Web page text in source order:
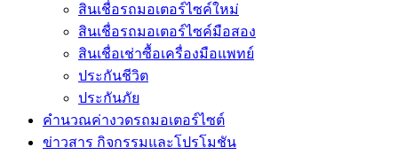
สินเชื่อรถมอเตอร์ไซค์ใหม่
สินเชื่อรถมอเตอร์ไซค์มือสอง
สินเชื่อเช่าซื้อเครื่องมือแพทย์
ประกันชีวิต
ประกันภัย
คำนวณค่างวดรถมอเตอร์ไซต์
ข่าวสาร กิจกรรมและโปรโมชัน